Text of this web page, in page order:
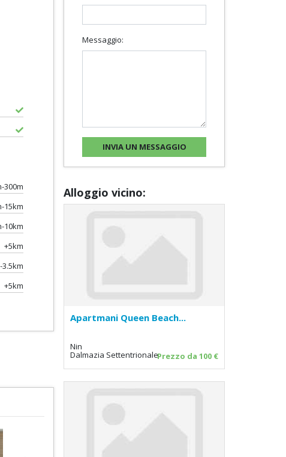
300m
15km
10km
+5km
3.5km
+5km
Messaggio:
Alloggio vicino:
Apartmani Queen Beach...
Nin
Dalmazia SettentrionalePrezzo da 100 €